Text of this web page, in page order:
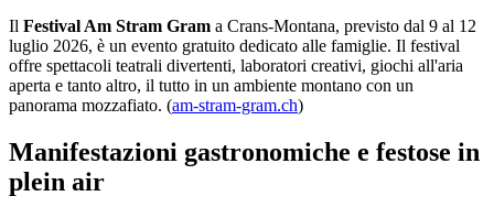
Il Festival Am Stram Gram a Crans-Montana, previsto dal 9 al 12
luglio 2026, è un evento gratuito dedicato alle famiglie. Il festival
offre spettacoli teatrali divertenti, laboratori creativi, giochi all'aria
aperta e tanto altro, il tutto in un ambiente montano con un
panorama mozzafiato. (am-stram-gram.ch)
Manifestazioni gastronomiche e festose in
plein air